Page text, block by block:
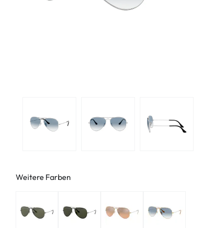
Weitere Farben